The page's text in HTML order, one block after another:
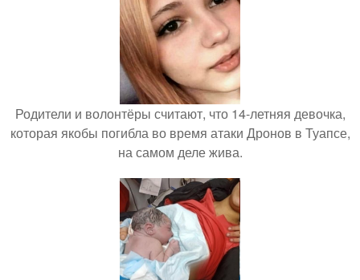
Родители и волонтёры считают, что 14-летняя девочка,
которая якобы погибла во время атаки Дронов в Туапсе,
на самом деле жива.